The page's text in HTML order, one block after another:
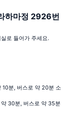
하마정 2926번
로 들어가 주세요.
10분, 버스로 약 20분 소
30분, 버스로 약 35분